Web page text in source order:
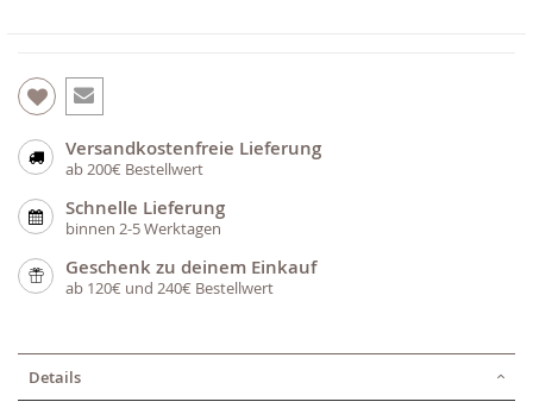
Versandkostenfreie Lieferung
ab 200€ Bestellwert
Schnelle Lieferung
binnen 2-5 Werktagen
Geschenk zu deinem Einkauf
ab 120€ und 240€ Bestellwert
Details